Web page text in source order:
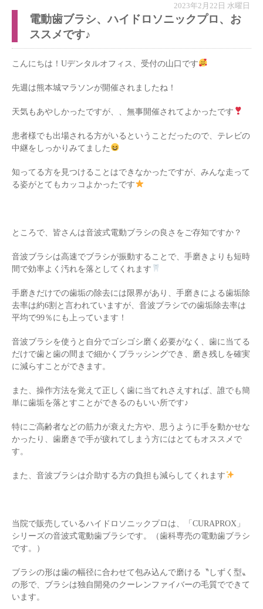
2023年2月22日 水曜日
電動歯ブラシ、ハイドロソニックプロ、お
ススメです♪
こんにちは！Uデンタルオフィス、受付の山口です
先週は熊本城マラソンが開催されましたね！
天気もあやしかったですが、、無事開催されてよかったです
患者様でも出場される方がいるということだったので、テレビの
中継をしっかりみてました
知ってる方を見つけることはできなかったですが、みんな走って
る姿がとてもカッコよかったです
ところで、皆さんは音波式電動ブラシの良さをご存知ですか？
音波ブラシは高速でブラシが振動することで、手磨きよりも短時
間で効率よく汚れを落としてくれます
手磨きだけでの歯垢の除去には限界があり、手磨きによる歯垢除
去率は約6割と言われていますが、音波ブラシでの歯垢除去率は
平均で99％にも上っています！
音波ブラシを使うと自分でゴシゴシ磨く必要がなく、歯に当てる
だけで歯と歯の間まで細かくブラッシングでき、磨き残しを確実
に減らすことができます。
また、操作方法を覚えて正しく歯に当てれさえすれば、誰でも簡
単に歯垢を落とすことができるのもいい所です♪
特にご高齢者などの筋力が衰えた方や、思うように手を動かせな
かったり、歯磨きで手が疲れてしまう方にはとてもオススメで
す。
また、音波ブラシは介助する方の負担も減らしてくれます
当院で販売しているハイドロソニックプロは、「CURAPROX」
シリーズの音波式電動歯ブラシです。（歯科専売の電動歯ブラシ
です。）
ブラシの形は歯の幅径に合わせて包み込んで磨ける〝しずく型〟
の形で、ブラシは独自開発のクーレンファイバーの毛質でできて
います。